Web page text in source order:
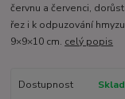
červnu a červenci,
řez i k odpuzování
9×9×10 cm. celý popis
Dostupnost